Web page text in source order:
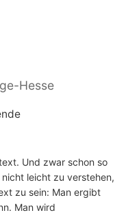
Hesse
Und zwar schon so
leicht zu verstehen,
zu sein: Man ergibt
Man wird